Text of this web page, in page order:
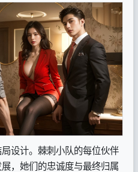
设计。棘刺小队的每位伙伴
，她们的忠诚度与最终归属